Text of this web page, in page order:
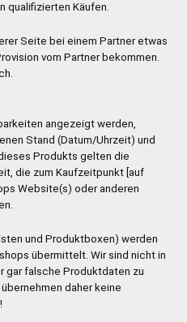
qualifizierten Käufen.
Seite bei einem Partner etwas
vom Partner bekommen.
angezeigt werden,
Stand (Datum/Uhrzeit) und
Produkts gelten die
die zum Kaufzeitpunkt [auf
Website(s) oder anderen
und Produktboxen) werden
übermittelt. Wir sind nicht in
gar falsche Produktdaten zu
daher keine